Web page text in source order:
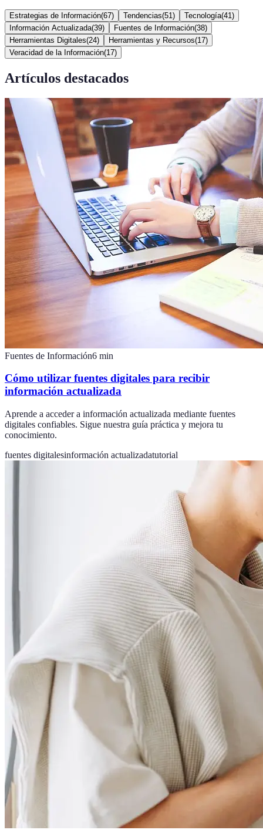
Estrategias de Información(67) Tendencias(51 ) Tecnología(41 )
Información Actualizada(39) Fuentes de Información(38)
Herramientas Digitales(24) Herramientas y Recursos(17)
Veracidad de la Información(17)
Artículos destacados
Fuentes de Información6 min
Cómo utilizar fuentes digitales para recibir
información actualizada
Aprende a acceder a información actualizada mediante fuentes
digitales confiables. Sigue nuestra guía práctica y mejora tu
conocimiento.
fuentes digitalesinformación actualizadatutorial